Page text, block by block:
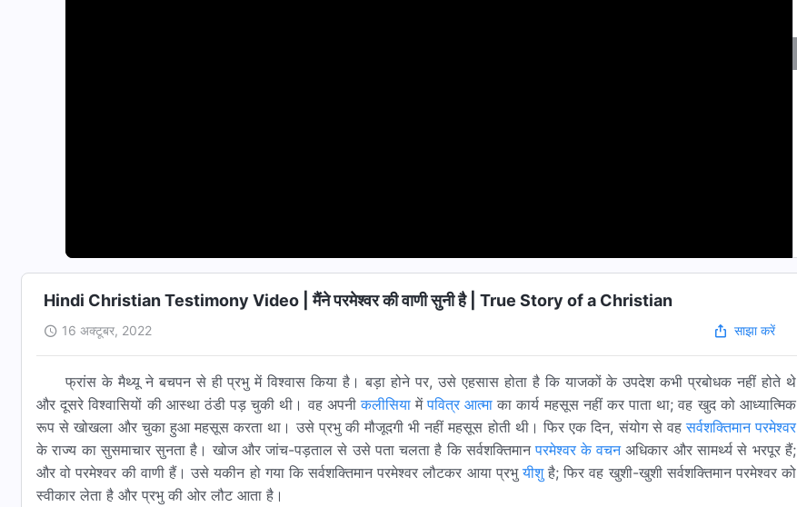
Hindi Christian Testimony Video | मैंने परमेश्वर की वाणी सुनी है | True Story of a Christian
16 अक्टूबर, 2022 साझा करें
फ्रांस के मैथ्यू ने बचपन से ही प्रभु में विश्वास किया है। बड़ा होने पर, उसे एहसास होता है कि याजकों के उपदेश कभी प्रबोधक नहीं होते थे
और दूसरे विश्वासियों की आस्था ठंडी पड़ चुकी थी। वह अपनीकलीसिया मेंपवित्र आत्मा का कार्य महसूस नहीं कर पाता था; वह खुद को आध्यात्मिक
रूप से खोखला और चुका हुआ महसूस करता था। उसे प्रभु की मौजूदगी भी नहीं महसूस होती थी। फिर एक दिन, संयोग से वहसर्वशक्तिमान परमेश्वर
के राज्य का सुसमाचार सुनता है। खोज और जांच-पड़ताल से उसे पता चलता है कि सर्वशक्तिमानपरमेश्वर के वचनअधिकार और सामर्थ्य से भरपूर हैं;
और वो परमेश्वर की वाणी हैं। उसे यकीन हो गया कि सर्वशक्तिमान परमेश्वर लौटकर आया प्रभुयीशुहै; फिर वह खुशी-खुशी सर्वशक्तिमान परमेश्वर को
स्वीकार लेता है और प्रभु की ओर लौट आता है।